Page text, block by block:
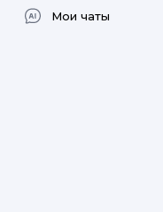
Мои чаты